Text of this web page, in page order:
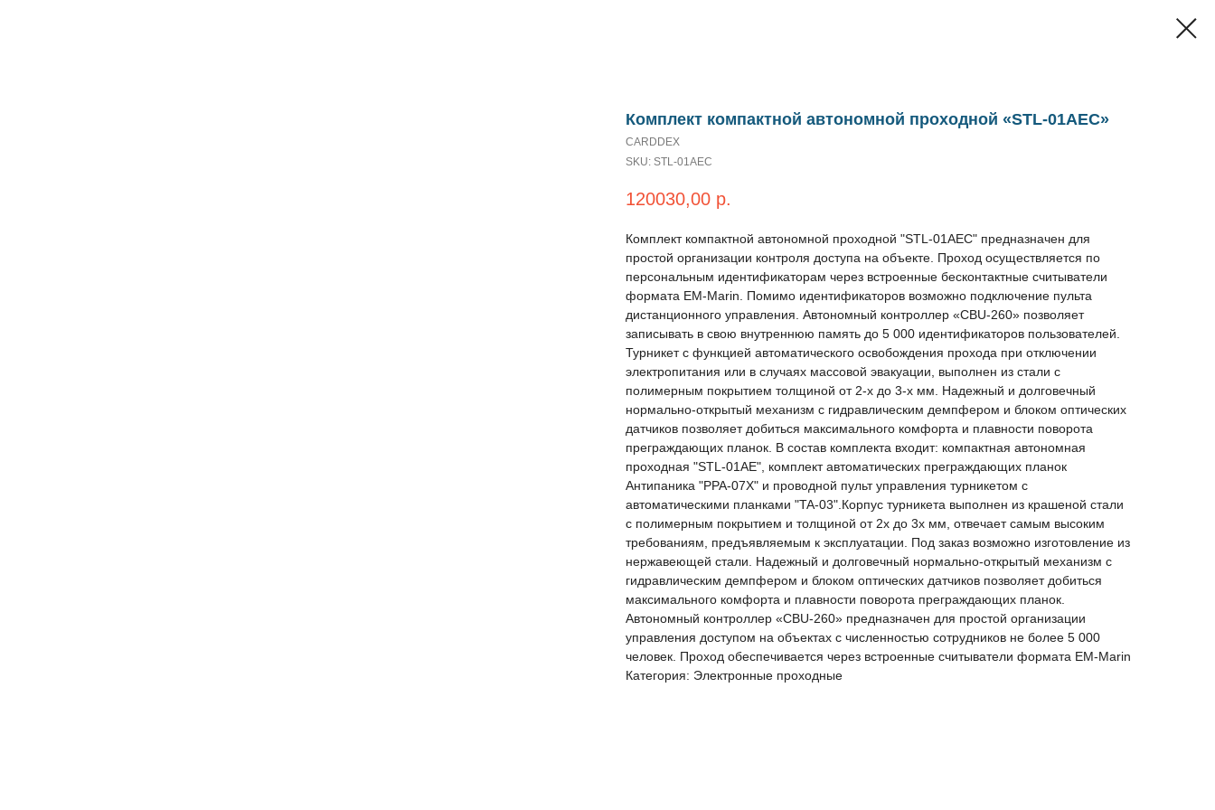
Комплект компактной автономной проходной «STL-01AEC»
CARDDEX
SKU: STL-01AEC
120030,00 р.
Комплект компактной автономной проходной "STL-01AEC" предназначен для
простой организации контроля доступа на объекте. Проход осуществляется по
персональным идентификаторам через встроенные бесконтактные считыватели
формата EM-Marin. Помимо идентификаторов возможно подключение пульта
дистанционного управления. Автономный контроллер «CBU-260» позволяет
записывать в свою внутреннюю память до 5 000 идентификаторов пользователей.
Турникет с функцией автоматического освобождения прохода при отключении
электропитания или в случаях массовой эвакуации, выполнен из стали с
полимерным покрытием толщиной от 2-х до 3-х мм. Надежный и долговечный
нормально-открытый механизм c гидравлическим демпфером и блоком оптических
датчиков позволяет добиться максимального комфорта и плавности поворота
преграждающих планок. В состав комплекта входит: компактная автономная
проходная "STL-01AE", комплект автоматических преграждающих планок
Антипаника "PPA-07X" и проводной пульт управления турникетом с
автоматическими планками "TA-03".Корпус турникета выполнен из крашеной стали
с полимерным покрытием и толщиной от 2х до 3х мм, отвечает самым высоким
требованиям, предъявляемым к эксплуатации. Под заказ возможно изготовление из
нержавеющей стали. Надежный и долговечный нормально-открытый механизм c
гидравлическим демпфером и блоком оптических датчиков позволяет добиться
максимального комфорта и плавности поворота преграждающих планок.
Автономный контроллер «CBU-260» предназначен для простой организации
управления доступом на объектах с численностью сотрудников не более 5 000
человек. Проход обеспечивается через встроенные считыватели формата EM-Marin
Категория: Электронные проходные